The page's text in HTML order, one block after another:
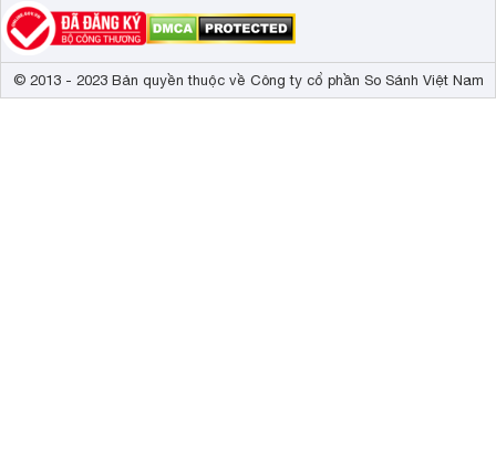
© 2013 - 2023 Bản quyền thuộc về Công ty cổ phần So Sánh Việt Nam